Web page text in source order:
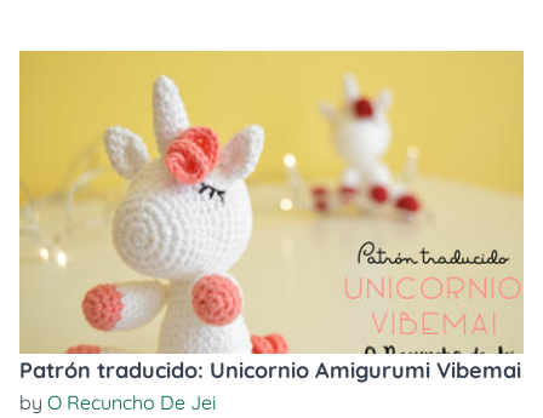
Patrón traducido: Unicornio Amigurumi Vibemai
by O Recuncho De Jei